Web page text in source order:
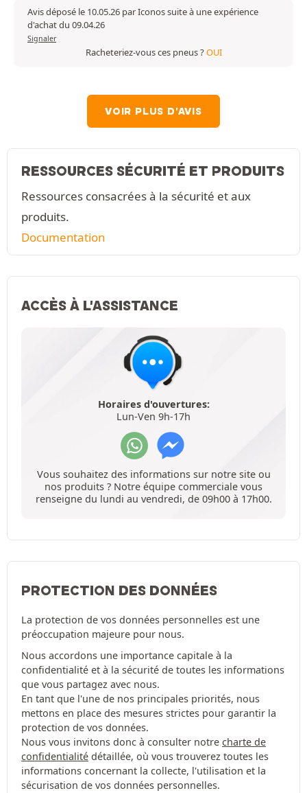
Avis déposé le 10.05.26 par Iconos suite à une expérience
d'achat du 09.04.26
Signaler
Racheteriez-vous ces pneus ?OUI
VOIR PLUS D'AVIS
RESSOURCES SÉCURITÉ ET PRODUITS
Ressources consacrées à la sécurité et aux
produits.
Documentation
ACCÈS À L'ASSISTANCE
Horaires d'ouvertures:
Lun-Ven 9h-17h
Vous souhaitez des informations sur notre site ou
nos produits ? Notre équipe commerciale vous
renseigne du lundi au vendredi, de 09h00 à 17h00.
PROTECTION DES DONNÉES
La protection de vos données personnelles est une
préoccupation majeure pour nous.
Nous accordons une importance capitale à la
confidentialité et à la sécurité de toutes les informations
que vous partagez avec nous.
En tant que l'une de nos principales priorités, nous
mettons en place des mesures strictes pour garantir la
protection de vos données.
Nous vous invitons donc à consulter notre charte de
confidentialité détaillée, où vous trouverez toutes les
informations concernant la collecte, l'utilisation et la
sécurisation de vos données personnelles.